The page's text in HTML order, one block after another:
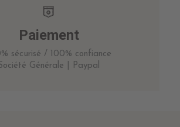
Paiement
sécurisé / 100% confiance
Générale | Paypal